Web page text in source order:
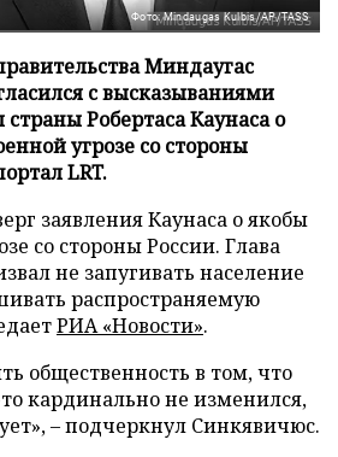
Фото: Mindaugas Kulbis/AP/TASS
Миндаугас
с высказываниями
Робертаса Каунаса о
угрозе со стороны
LRT.
заявления Каунаса о якобы
со стороны России. Глава
не запугивать население
распространяемую
РИА «Новости».
общественность в том, что
кардинально не изменился,
– подчеркнул Синкявичюс.